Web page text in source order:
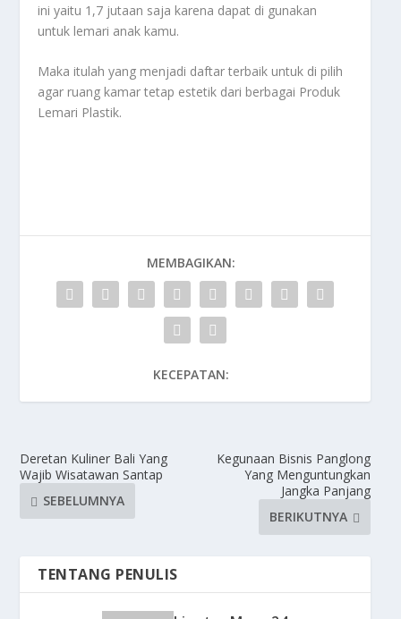
ini yaitu 1,7 jutaan saja karena dapat di gunakan
untuk lemari anak kamu.
Maka itulah yang menjadi daftar terbaik untuk di pilih
agar ruang kamar tetap estetik dari berbagai Produk
Lemari Plastik.
MEMBAGIKAN:
KECEPATAN:
Deretan Kuliner Bali Yang
Wajib Wisatawan Santap
SEBELUMNYA
Kegunaan Bisnis Panglong
Yang Menguntungkan
Jangka Panjang
BERIKUTNYA
TENTANG PENULIS